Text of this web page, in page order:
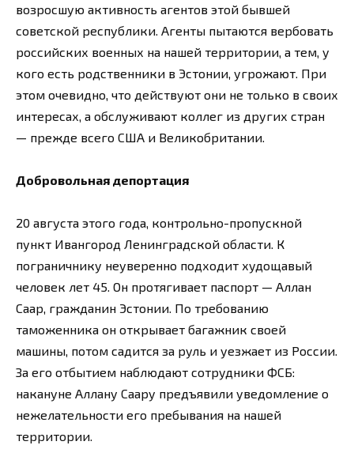
возросшую активность агентов этой бывшей
советской республики. Агенты пытаются вербовать
российских военных на нашей территории, а тем, у
кого есть родственники в Эстонии, угрожают. При
этом очевидно, что действуют они не только в своих
интересах, а обслуживают коллег из других стран
— прежде всего США и Великобритании.
Добровольная депортация
20 августа этого года, контрольно-пропускной
пункт Ивангород Ленинградской области. К
пограничнику неуверенно подходит худощавый
человек лет 45. Он протягивает паспорт — Аллан
Саар, гражданин Эстонии. По требованию
таможенника он открывает багажник своей
машины, потом садится за руль и уезжает из России.
За его отбытием наблюдают сотрудники ФСБ:
накануне Аллану Саару предъявили уведомление о
нежелательности его пребывания на нашей
территории.